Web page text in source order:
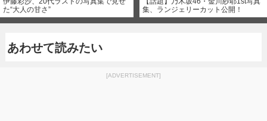
た“大人の甘さ”
集、ランジェリーカット公開！
あわせて読みたい
[ADVERTISEMENT]